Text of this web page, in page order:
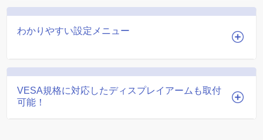
わかりやすい設定メニュー
VESA規格に対応したディスプレイアームも取付
可能！